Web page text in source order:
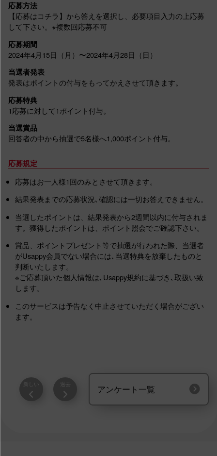
応募方法
【応募はコチラ】から答えを選択し、必要項目入力の上応募
して下さい。※複数回応募不可
応募期間
2024年4月15日（月）〜2024年4月28日（日）
当選者発表
発表はポイントの付与をもってかえさせて頂きます。
応募特典
1応募に対して1ポイント付与。
当選賞品
回答者の中から抽選で5名様へ1,000ポイント付与。
応募規定
応募はお一人様1回のみとさせて頂きます。
結果発表までの応募状況､確認には一切お答えできません。
当選したポイントは、結果発表から2週間以内に付与されま
す。獲得したポイントは、ポイント照会でご確認下さい。
賞品、ポイントプレゼント等で抽選が行われた際、当選者
がUsappy会員でない場合には､当選特典を放棄したものと
判断いたします。
※ご応募頂いた個人情報は､Usappy規約に基づき､取扱い致
します。
このサービスは予告なく中止させていただく場合がござい
ます。
新しい 過去 アンケート一覧